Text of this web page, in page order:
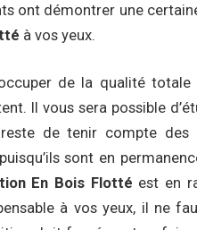
ont démontrer une
à vos yeux.
de la qualité
Il vous sera possible
de tenir compte des
sont en
En Bois Flotté est en
à vos yeux, il ne